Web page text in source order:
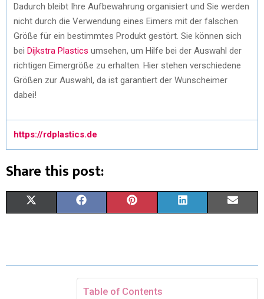
Dadurch bleibt Ihre Aufbewahrung organisiert und Sie werden
nicht durch die Verwendung eines Eimers mit der falschen
Größe für ein bestimmtes Produkt gestört. Sie können sich
bei Dijkstra Plastics umsehen, um Hilfe bei der Auswahl der
richtigen Eimergröße zu erhalten. Hier stehen verschiedene
Größen zur Auswahl, da ist garantiert der Wunscheimer
dabei!
https://rdplastics.de
Share this post:
W E
B
T
E
K I
Table of Contents